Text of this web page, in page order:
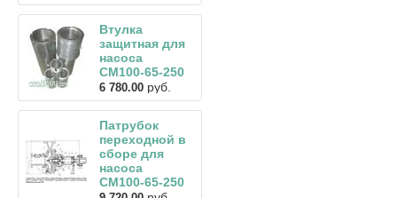
Втулка
защитная для
насоса
СМ100-65-250
6 780.00 руб.
Патрубок
переходной в
сборе для
насоса
СМ100-65-250